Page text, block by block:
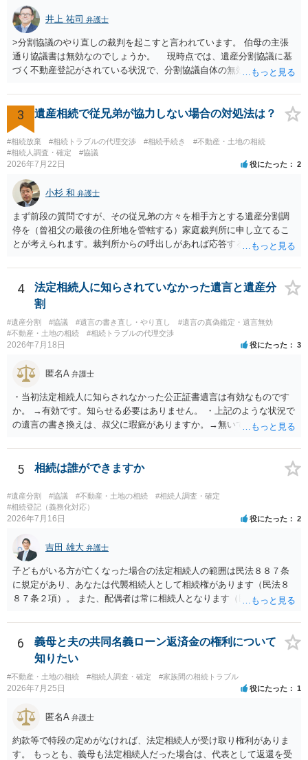
にお問い合わせください。 以上、ご参考まで。
井上 祐司 弁護士
>分割協議のやり直しの裁判を起こすと言われています。 伯母の主張
通り協議書は無効なのでしょうか。 現時点では、遺産分割協議に基
づく不動産登記がされている状況で、分割協議自体の無効を裁判所が
方の訴訟の主張及び立証次第ですが、 ・御祖母様の認知能力に関する
医師の意見書、筆跡鑑定 が提出されればその効力が否定される可能性
はありますが、 ・伯母様自身が分割協議に加わっていること ・御祖母
様の意に反する遺産分割協議を行う実益が誰にあったかの立証が困難
であること からすると、実際に遺産分割協議の効力が否定される可能
性はそれほど高くない（立証のハードルは非常に高い）ということが
言えると思います。
3 遺産相続で従兄弟が協力しない場合の対処法は？
#相続放棄 #相続トラブルの代理交渉 #相続手続き
#不動産・土地の相続
#相続人調査・確定
#協議
2026年7月22日 役にたった 2
小杉 和 弁護士
まず前段の質問ですが、その従兄弟の方々を相手方とする遺産分割調
停を（曾祖父の最後の住所地を管轄する）家庭裁判所に申し立てるこ
とが考えられます。裁判所からの呼出しがあれば応答する可能性がま
能と思われます。時間が思った以上にないので必要書類をてきぱきと
揃える必要があります。その点是非御注意ください。
4
法定相続人に知らされていなかった遺言と遺産分
割
#遺産分割 #協議 #遺言の書き直し・やり直し
#遺言の真偽鑑定・遺言無効
#不動産・土地の相続
#相続トラブルの代理交渉
2026年7月18日 役にたった 3
匿名A 弁護士
・当初法定相続人に知らされなかった公正証書遺言は有効なものです
か。 →有効です。知らせる必要はありません。 ・上記のような状況で
の遺言の書き換えは、叔父に瑕疵がありますか。→無いです。 ・分割
ますか。 →本人が自由に決められますので、どこが妥当とは言えない
です。客観的な基準もありません。 ・できれば穏やかに、分割を拒否
することはできますか。 →分割を拒否するということは、遺産はいら
ないということでしょうか。遺言で、受取を指定されててもいらない
と拒否することはできます。理由を説明する必要はありません。
5 相続は誰ができますか
#遺産分割 #協議 #不動産・土地の相続
#相続人調査・確定
#相続登記（義務化対応）
2026年7月16日 役にたった 2
吉田 雄大 弁護士
子どもがいる方が亡くなった場合の法定相続人の範囲は民法８８７条
に規定があり、あなたは代襲相続人として相続権があります（民法８
８７条２項）。 また、配偶者は常に相続人となります（民法８９０
も相続権があります。つまり、孫５人に加えて「おじ又はおば」にも
相続権がある可能性があります。
6
義母と夫の共同名義ローン返済金の権利について
知りたい
#不動産・土地の相続 #相続人調査・確定 #家族間の相続トラブル
2026年7月25日 役にたった 1
匿名A 弁護士
約款等で特段の定めがなければ、法定相続人が受け取り権利がありま
す。 もっとも、義母も法定相続人だった場合は、代表として返還を受